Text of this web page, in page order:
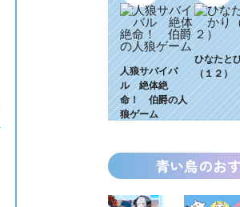
人狼サバイバ
ル 絶体絶
命！ 伯爵の人
狼ゲーム
ひなたと
（１２）
青い鳥のお